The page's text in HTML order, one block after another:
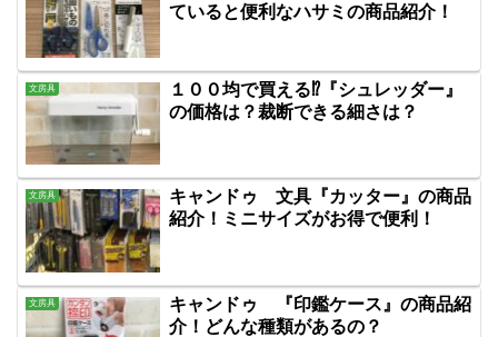
ていると便利なハサミの商品紹介！
文房具
１００均で買える⁉『シュレッダー』
の価格は？裁断できる細さは？
文房具
キャンドゥ 文具『カッター』の商品
紹介！ミニサイズがお得で便利！
文房具
キャンドゥ 『印鑑ケース』の商品紹
介！どんな種類があるの？